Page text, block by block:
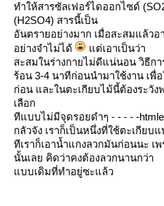
ทำให้สารซัลเฟอร์ไดออกไซด์
(H2SO4) สารนี้เป็น
อันตรายอย่างมาก เมื่อสะสมแล้วอ
อย่างจำไม่ได้
ต่เอาเป็นว่า
สะสมในร่างกายไม่ดีแน่นอน วิธีก
ร้อน 3-4 นาทีก่อนนำมาใช้งาน เพื่
ก่อน และในตะเกียบไม้นี้ต้องระวัง
เลือก
ทีแบบไม่มีจุดรอยดำๆ - - - - -
กลัวจัง เราก็เป็นหนึ่งที่ใช้ตะเกียบ
ทีเราก็เอาน้ำแกงลวกมันก่อนนะ เ
นั้นเลย คิดว่าคงต้องลวกนานกว่า
บบเดิมที่ทำอยู่ซะแล้ว